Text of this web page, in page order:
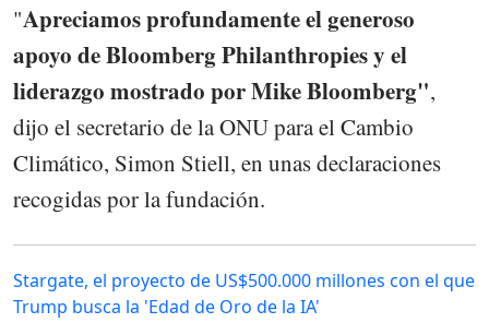
"Apreciamos profundamente el generoso
apoyo de Bloomberg Philanthropies y el
liderazgo mostrado por Mike Bloomberg",
dijo el secretario de la ONU para el Cambio
Climático, Simon Stiell, en unas declaraciones
recogidas por la fundación.
Stargate, el proyecto de US$500.000 millones con el que
Trump busca la 'Edad de Oro de la IA'